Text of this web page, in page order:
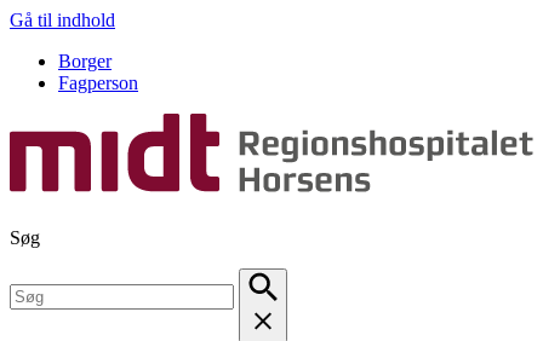
Gå til indhold
Borger
Fagperson
Søg